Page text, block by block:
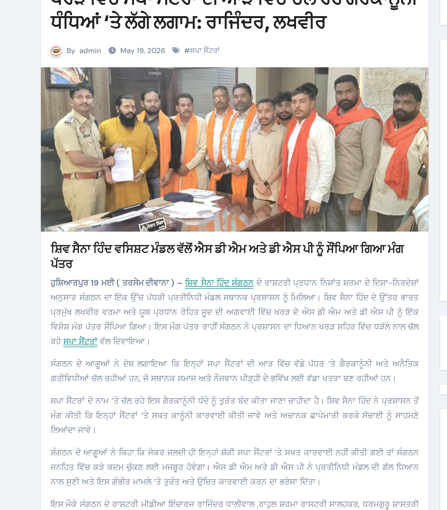
ਧੰਧਿਆਂ ‘ਤੇ ਲੱਗੇ ਲਗਾਮ: ਰਾਜਿੰਦਰ, ਲਖਵੀਰ
By admin May 19, 2026 #ਸਪਾ ਸੈਂਟਰਾਂ
ਸ਼ਿਵ ਸੈਨਾ ਹਿੰਦ ਵਸਿਸ਼ਟ ਮੰਡਲ ਵੱਲੋਂ ਐਸ ਡੀ ਐਮ ਅਤੇ ਡੀ ਐਸ ਪੀ ਨੂੰ ਸੌਂਪਿਆ ਗਿਆ ਮੰਗ
ਪੱਤਰ
ਹੁਸ਼ਿਆਰਪੁਰ 19 ਮਈ ( ਤਰਸੇਮ ਦੀਵਾਨਾ ) – ਸ਼ਿਵ ਸੈਨਾ ਹਿੰਦ ਸੰਗਠਨ ਦੇ ਰਾਸ਼ਟਰੀ ਪ੍ਰਧਾਨ ਨਿਸ਼ਾਂਤ ਸ਼ਰਮਾ ਦੇ ਦਿਸ਼ਾ-ਨਿਰਦੇਸ਼ਾਂ
ਅਨੁਸਾਰ ਸੰਗਠਨ ਦਾ ਇੱਕ ਉੱਚ ਪੱਧਰੀ ਪ੍ਰਤੀਨਿਧੀ ਮੰਡਲ ਸਥਾਨਕ ਪ੍ਰਸ਼ਾਸਨ ਨੂੰ ਮਿਲਿਆ। ਸ਼ਿਵ ਸੈਨਾ ਹਿੰਦ ਦੇ ਉੱਤਰ ਭਾਰਤ
ਪ੍ਰਮੁੱਖ ਲਖਵੀਰ ਵਰਮਾ ਅਤੇ ਯੂਥ ਪ੍ਰਧਾਨ ਰੋਹਿਤ ਸੂਦ ਦੀ ਅਗਵਾਈ ਵਿੱਚ ਖਰੜ ਦੇ ਐਸ ਡੀ ਐਮ ਅਤੇ ਡੀ ਐਸ ਪੀ ਨੂੰ ਇੱਕ
ਵਿਸ਼ੇਸ਼ ਮੰਗ ਪੱਤਰ ਸੌਂਪਿਆ ਗਿਆ। ਇਸ ਮੰਗ ਪੱਤਰ ਰਾਹੀਂ ਸੰਗਠਨ ਨੇ ਪ੍ਰਸ਼ਾਸਨ ਦਾ ਧਿਆਨ ਖਰੜ ਸ਼ਹਿਰ ਵਿੱਚ ਧੜੱਲੇ ਨਾਲ ਚੱਲ
ਰਹੇਸਪਾ ਸੈਂਟਰਾਂਵੱਲ ਦਿਵਾਇਆ।
ਸੰਗਠਨ ਦੇ ਆਗੂਆਂ ਨੇ ਦੋਸ਼ ਲਗਾਇਆ ਕਿ ਇਨ੍ਹਾਂ ਸਪਾ ਸੈਂਟਰਾਂ ਦੀ ਆੜ ਵਿੱਚ ਵੱਡੇ ਪੱਧਰ ‘ਤੇ ਗੈਰਕਾਨੂੰਨੀ ਅਤੇ ਅਨੈਤਿਕ
ਗਤੀਵਿਧੀਆਂ ਚੱਲ ਰਹੀਆਂ ਹਨ, ਜੋ ਸਥਾਨਕ ਸਮਾਜ ਅਤੇ ਨੌਜਵਾਨ ਪੀੜ੍ਹੀ ਦੇ ਭਵਿੱਖ ਲਈ ਵੱਡਾ ਖਤਰਾ ਬਣ ਰਹੀਆਂ ਹਨ।
ਸਪਾ ਸੈਂਟਰਾਂ ਦੇ ਨਾਮ ‘ਤੇ ਚੱਲ ਰਹੇ ਇਸ ਗੈਰਕਾਨੂੰਨੀ ਧੰਦੇ ਨੂੰ ਤੁਰੰਤ ਬੰਦ ਕੀਤਾ ਜਾਣਾ ਚਾਹੀਦਾ ਹੈ। ਸ਼ਿਵ ਸੈਨਾ ਹਿੰਦ ਨੇ ਪ੍ਰਸ਼ਾਸਨ ਤੋਂ
ਮੰਗ ਕੀਤੀ ਕਿ ਇਨ੍ਹਾਂ ਸੈਂਟਰਾਂ ‘ਤੇ ਸਖਤ ਕਾਨੂੰਨੀ ਕਾਰਵਾਈ ਕੀਤੀ ਜਾਵੇ ਅਤੇ ਅਚਾਨਕ ਛਾਪੇਮਾਰੀ ਕਰਕੇ ਸੱਚਾਈ ਨੂੰ ਸਾਹਮਣੇ
ਲਿਆਂਦਾ ਜਾਵੇ।
ਸੰਗਠਨ ਦੇ ਆਗੂਆਂ ਨੇ ਕਿਹਾ ਕਿ ਜੇਕਰ ਜਲਦੀ ਹੀ ਇਨ੍ਹਾਂ ਸ਼ੱਕੀ ਸਪਾ ਸੈਂਟਰਾਂ ’ਤੇ ਸਖਤ ਕਾਰਵਾਈ ਨਹੀਂ ਕੀਤੀ ਗਈ ਤਾਂ ਸੰਗਠਨ
ਜਨਹਿਤ ਵਿੱਚ ਕੜੇ ਕਦਮ ਚੁੱਕਣ ਲਈ ਮਜਬੂਰ ਹੋਵੇਗਾ। ਐਸ ਡੀ ਐਮ ਅਤੇ ਡੀ ਐਸ ਪੀ ਨੇ ਪ੍ਰਤੀਨਿਧੀ ਮੰਡਲ ਦੀ ਗੱਲ ਧਿਆਨ
ਨਾਲ ਸੁਣੀ ਅਤੇ ਇਸ ਗੰਭੀਰ ਮਾਮਲੇ ’ਤੇ ਤੁਰੰਤ ਅਤੇ ਉਚਿਤ ਕਾਰਵਾਈ ਕਰਨ ਦਾ ਭਰੋਸਾ ਦਿੱਤਾ।
ਇਸ ਮੌਕੇ ਸੰਗਠਨ ਦੇ ਰਾਸ਼ਟਰੀ ਮੀਡੀਆ ਇੰਚਾਰਜ ਰਾਜਿੰਦਰ ਧਾਲੀਵਾਲ ,ਰਾਹੁਲ ਸ਼ਰਮਾ ਰਾਸਟਰੀ ਸਾਲਹਕਰ, ਧਰਮਗੁਰੂ ਸ਼ਾਸਤਰੀ